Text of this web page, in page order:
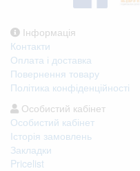
Інформація
Контакти
Оплата і доставка
Повернення товару
Політика конфіденційності
Особистий кабінет
Особистий кабінет
Історія замовлень
Закладки
Pricelist